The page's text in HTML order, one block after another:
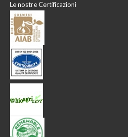
Le nostre Certificazioni